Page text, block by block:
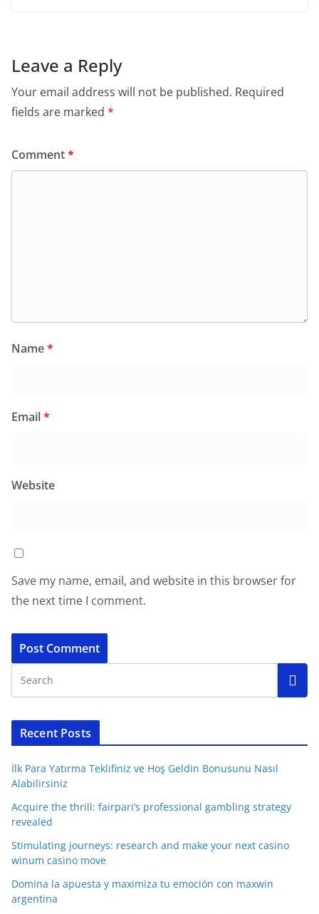
Leave a Reply
Your email address will not be published. Required
fields are marked *
Comment*
Name*
Email*
Website
Save my name, email, and website in this browser for
the next time I comment.
Recent Posts
İlk Para Yatırma Teklifiniz ve Hoş Geldin Bonusunu Nasıl
Alabilirsiniz
Acquire the thrill: fairpari’s professional gambling strategy
revealed
Stimulating journeys: research and make your next casino
winum casino move
Domina la apuesta y maximiza tu emoción con maxwin
argentina